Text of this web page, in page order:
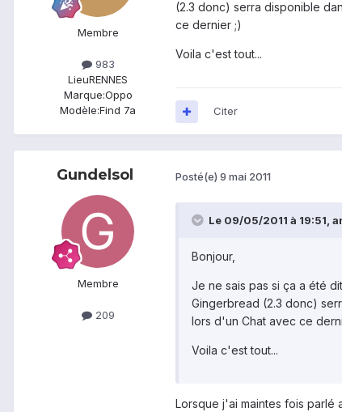
Membre
983
LieuRENNES
Marque:Oppo
Modèle:Find 7a
(2.3 donc) serra disponible
ce dernier ;)
Voila c'est tout...
Citer
Gundelsol
Membre
209
Posté(e) 9 mai 2011
Le 09/05/2011 à 19:51,
Bonjour,
Je ne sais pas si ça a été
Gingerbread (2.3 donc)
lors d'un Chat avec ce
Voila c'est tout...
Lorsque j'ai maintes fois parlé